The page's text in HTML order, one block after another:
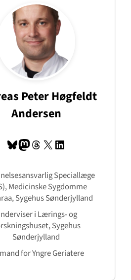
Peter Høgfeldt
Andersen
Bluesky Mastodon Tråde X LinkedIn
Speciallæge
Medicinske Sygdomme
Sygehus Sønderjylland
i Lærings- og
Sygehus
Sønderjylland
for Yngre Geriatere